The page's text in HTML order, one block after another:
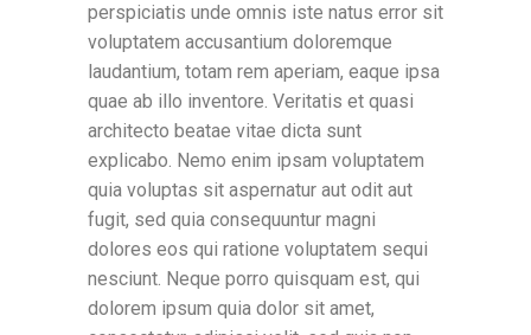
perspiciatis unde omnis iste natus error sit
voluptatem accusantium doloremque
laudantium, totam rem aperiam, eaque ipsa
quae ab illo inventore. Veritatis et quasi
architecto beatae vitae dicta sunt
explicabo. Nemo enim ipsam voluptatem
quia voluptas sit aspernatur aut odit aut
fugit, sed quia consequuntur magni
dolores eos qui ratione voluptatem sequi
nesciunt. Neque porro quisquam est, qui
dolorem ipsum quia dolor sit amet,